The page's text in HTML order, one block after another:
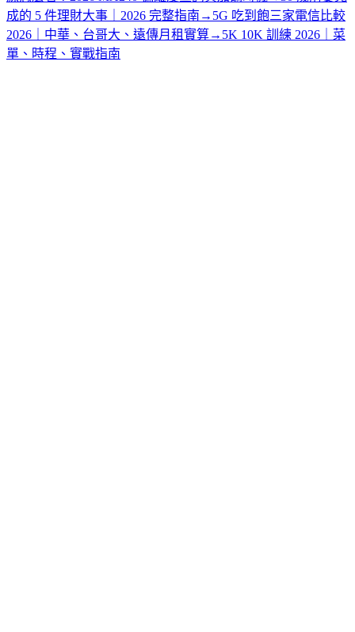
成的 5 件理財大事｜2026 完整指南 → 5G 吃到飽三家電信比較
2026｜中華、台哥大、遠傳月租實算→ 5K 10K 訓練 2026｜菜
單、時程、實戰指南